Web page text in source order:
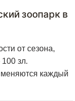
зоопарк в
от сезона,
зл.
каждый